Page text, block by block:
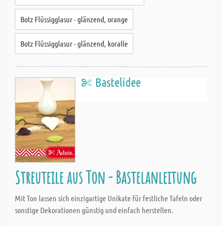
Botz Flüssigglasur - glänzend, orange
Botz Flüssigglasur - glänzend, koralle
Bastelidee
Streuteile aus Ton - Bastelanleitung
Mit Ton lassen sich einzigartige Unikate für festliche Tafeln oder
sonstige Dekorationen günstig und einfach herstellen.